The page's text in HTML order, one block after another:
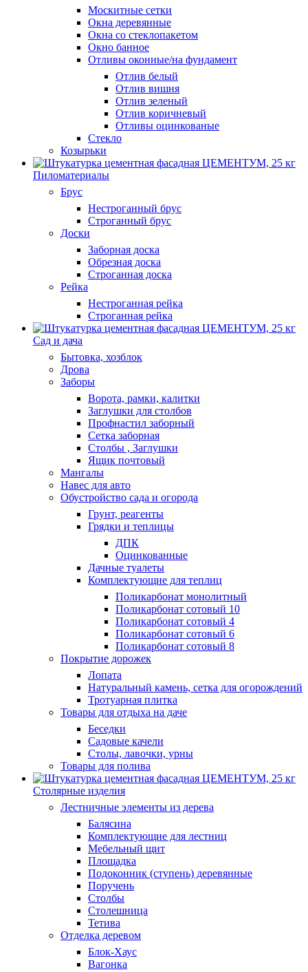
Москитные сетки
Окна деревянные
Окна со стеклопакетом
Окно банное
Отливы оконные/на фундамент
Отлив белый
Отлив вишня
Отлив зеленый
Отлив коричневый
Отливы оцинкованые
Стекло
Козырьки
Пиломатериалы
Брус
Нестроганный брус
Строганный брус
Доски
Заборная доска
Обрезная доска
Строганная доска
Рейка
Нестроганная рейка
Строганная рейка
Сад и дача
Бытовка, хозблок
Дрова
Заборы
Ворота, рамки, калитки
Заглушки для столбов
Профнастил заборный
Сетка заборная
Столбы , Заглушки
Ящик почтовый
Мангалы
Навес для авто
Обустройство сада и огорода
Грунт, реагенты
Грядки и теплицы
ДПК
Оцинкованные
Дачные туалеты
Комплектующие для теплиц
Поликарбонат монолитный
Поликарбонат сотовый 10
Поликарбонат сотовый 4
Поликарбонат сотовый 6
Поликарбонат сотовый 8
Покрытие дорожек
Лопата
Натуральный камень, сетка для огорождений
Тротуарная плитка
Товары для отдыха на даче
Беседки
Садовые качели
Столы, лавочки, урны
Товары для полива
Столярные изделия
Лестничные элементы из дерева
Балясина
Комплектующие для лестниц
Мебельный щит
Площадка
Подоконник (ступень) деревянные
Поручень
Столбы
Столешница
Тетива
Отделка деревом
Блок-Хаус
Вагонка